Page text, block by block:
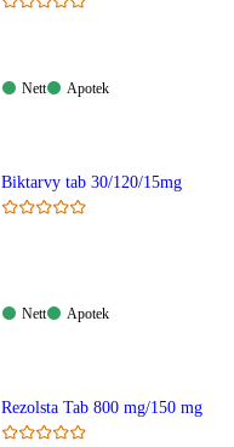
Nett:
Nett
Apotek:
Apotek
Biktarvy tab 30/120/15mg
Nett:
Nett
Apotek:
Apotek
Rezolsta Tab 800 mg/150 mg